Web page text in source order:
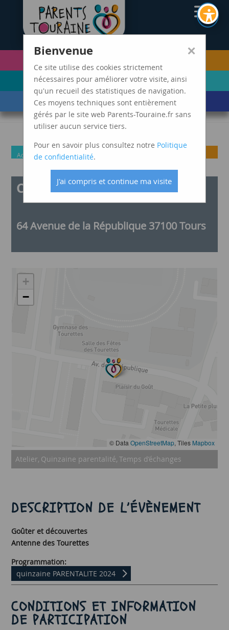
PETITE ENFANCE
(0-5 ANS)
ENFANCE
(6-11 ANS)
ADOLESCENCE ET
JEUNES ADULTES
LES ÉVÈNEMENTS
DE VIE MARDIS SPAGHETTI
Adolescence et jeunes
adultes
Enfance
parents
Café des langues
64 Avenue de la République 37100 Tours
+
−
© Data OpenStreetMap, Tiles Mapbox
Atelier Quinzaine parentalité Temps d’échanges
DESCRIPTION DE L’ÉVÈNEMENT
Goûter et découvertes
Antenne des Tourettes
Programmation:
quinzaine PARENTALITE 2024
CONDITIONS ET INFORMATION
DE PARTICIPATION
×
Bienvenue
Ce site utilise des cookies strictement
nécessaires pour améliorer votre visite, ainsi
qu'un recueil des statistiques de navigation.
Ces moyens techniques sont entièrement
gérés par le site web Parents-Touraine.fr sans
utiliser aucun service tiers.
Pour en savoir plus consultez notre Politique
de confidentialité.
J'ai compris et continue ma visite